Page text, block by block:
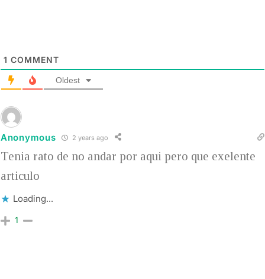
1 COMMENT
Oldest
Anonymous 2 years ago
Tenia rato de no andar por aqui pero que exelente
articulo
Loading...
1